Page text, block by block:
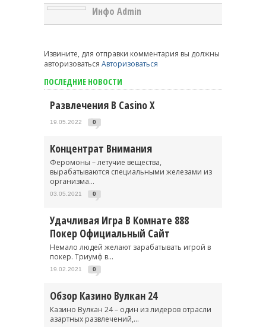
Инфо Admin
Извините, для отправки комментария вы должны
авторизоваться Авторизоваться
ПОСЛЕДНИЕ НОВОСТИ
Развлечения В Casino X
19.05.2022 0
Концентрат Внимания
Феромоны – летучие вещества,
вырабатываются специальными железами из
организма...
03.05.2021 0
Удачливая Игра В Комнате 888
Покер Официальный Сайт
Немало людей желают зарабатывать игрой в
покер. Триумф в...
19.02.2021 0
Обзор Казино Вулкан 24
Казино Вулкан 24 – один из лидеров отрасли
азартных развлечений,...